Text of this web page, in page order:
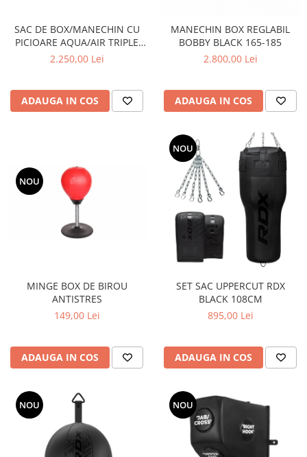
SAC DE BOX/MANECHIN CU
PICIOARE AQUA/AIR TRIPLE
STRIKE 175CM
2.250,00 Lei
ADAUGA IN COS
MANECHIN BOX REGLABIL
BOBBY BLACK 165-185
2.800,00 Lei
ADAUGA IN COS
NOU
MINGE BOX DE BIROU
ANTISTRES
149,00 Lei
ADAUGA IN COS
NOU
SET SAC UPPERCUT RDX
BLACK 108CM
895,00 Lei
ADAUGA IN COS
NOU NOU